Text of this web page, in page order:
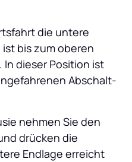
die untere
bis zum oberen
dieser Position ist
Abschalt-
nehmen Sie den
drücken die
Endlage erreicht